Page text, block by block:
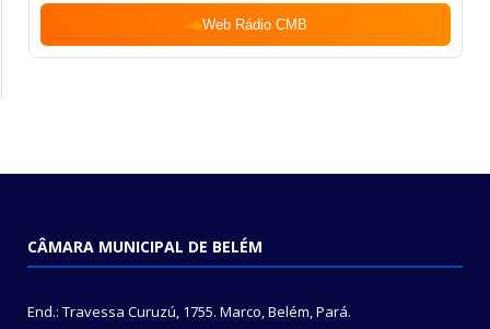
Web Rádio CMB
CÂMARA MUNICIPAL DE BELÉM
End.: Travessa Curuzú, 1755. Marco, Belém, Pará.